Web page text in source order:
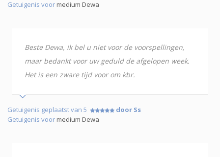
Getuigenis voormedium Dewa
Beste Dewa, ik bel u niet voor de voorspellingen,
maar bedankt voor uw geduld de afgelopen week.
Het is een zware tijd voor om kbr.
Getuigenis geplaatst van 5
door Ss
Getuigenis voormedium Dewa